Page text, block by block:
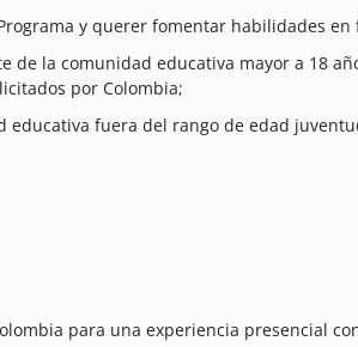
y querer fomentar habilidades
de la comunidad educativa mayor a 18
por Colombia;
educativa fuera del rango de edad
para una experiencia presencial